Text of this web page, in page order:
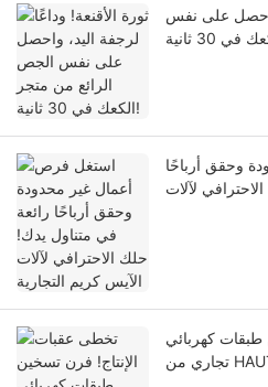
واحصل على نفس
وحقق أرباحًا
لآلات
كهربائي
تجاري من HAUTUBER يفتح آفاقًا جديدة في